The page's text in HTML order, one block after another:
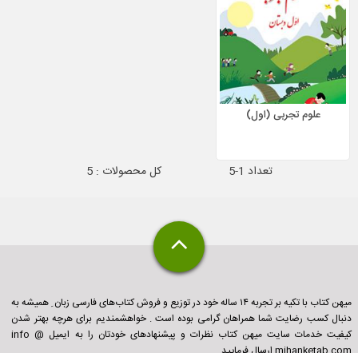
علوم تجربی (اول)
تعداد 1-5 کل محصولات : 5
میهن کتاب با تکیه بر تجربه ۱۴ ساله خود در توزیع و فروش کتاب‌های فارسی زبان ِ همیشه به
دنبال کسب رضایت شما همراهان گرامی بوده است . خواهشمندیم برای هرچه بهتر شدن
کیفیت خدمات سایت میهن کتاب نظرات و پیشنهادهای خودتان را به ایمیل info @